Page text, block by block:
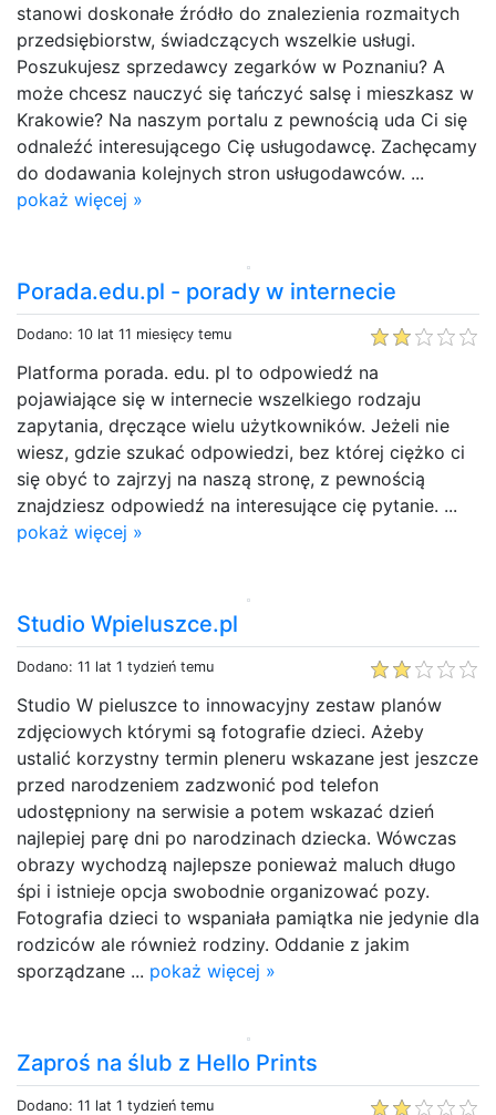
stanowi doskonałe źródło do znalezienia rozmaitych
przedsiębiorstw, świadczących wszelkie usługi.
Poszukujesz sprzedawcy zegarków w Poznaniu? A
może chcesz nauczyć się tańczyć salsę i mieszkasz w
Krakowie? Na naszym portalu z pewnością uda Ci się
odnaleźć interesującego Cię usługodawcę. Zachęcamy
do dodawania kolejnych stron usługodawców. ...
pokaż więcej »
Porada.edu.pl - porady w internecie
Dodano: 10 lat 11 miesięcy temu
Platforma porada. edu. pl to odpowiedź na
pojawiające się w internecie wszelkiego rodzaju
zapytania, dręczące wielu użytkowników. Jeżeli nie
wiesz, gdzie szukać odpowiedzi, bez której ciężko ci
się obyć to zajrzyj na naszą stronę, z pewnością
znajdziesz odpowiedź na interesujące cię pytanie. ...
pokaż więcej »
Studio Wpieluszce.pl
Dodano: 11 lat 1 tydzień temu
Studio W pieluszce to innowacyjny zestaw planów
zdjęciowych którymi są fotografie dzieci. Ażeby
ustalić korzystny termin pleneru wskazane jest jeszcze
przed narodzeniem zadzwonić pod telefon
udostępniony na serwisie a potem wskazać dzień
najlepiej parę dni po narodzinach dziecka. Wówczas
obrazy wychodzą najlepsze ponieważ maluch długo
śpi i istnieje opcja swobodnie organizować pozy.
Fotografia dzieci to wspaniała pamiątka nie jedynie dla
rodziców ale również rodziny. Oddanie z jakim
sporządzane ... pokaż więcej »
Zaproś na ślub z Hello Prints
Dodano: 11 lat 1 tydzień temu